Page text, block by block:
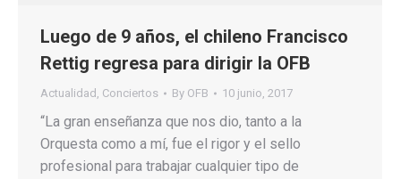
Luego de 9 años, el chileno Francisco
Rettig regresa para dirigir la OFB
Actualidad , Conciertos By OFB 10 junio, 2017
“La gran enseñanza que nos dio, tanto a la
Orquesta como a mí, fue el rigor y el sello
profesional para trabajar cualquier tipo de